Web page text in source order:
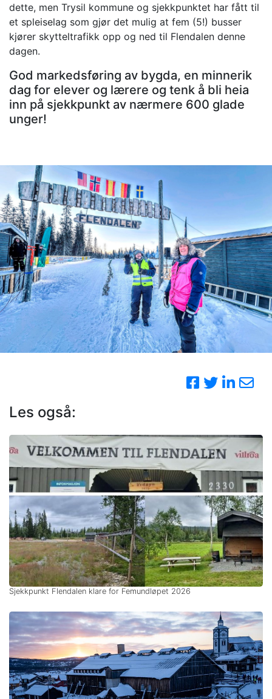
dette, men Trysil kommune og sjekkpunktet har fått til
et spleiselag som gjør det mulig at fem (5!) busser
kjører skytteltrafikk opp og ned til Flendalen denne
dagen.
God markedsføring av bygda, en minnerik
dag for elever og lærere og tenk å bli heia
inn på sjekkpunkt av nærmere 600 glade
unger!
Les også:
Sjekkpunkt Flendalen klare for Femundløpet 2026